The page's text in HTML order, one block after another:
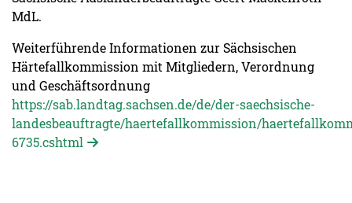
MdL.
Weiterführende Informationen zur Sächsischen
Härtefallkommission mit Mitgliedern, Verordnung
und Geschäftsordnung
https://sab.landtag.sachsen.de/de/der-saechsische-
landesbeauftragte/haertefallkommission/
6735.cshtml